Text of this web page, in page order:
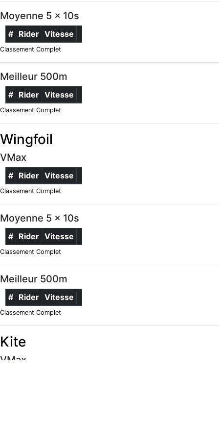
Moyenne 5 x 10s
# Rider Vitesse
Classement Complet
Meilleur 500m
# Rider Vitesse
Classement Complet
Wingfoil
VMax
# Rider Vitesse
Classement Complet
Moyenne 5 x 10s
# Rider Vitesse
Classement Complet
Meilleur 500m
# Rider Vitesse
Classement Complet
Kite
VMax